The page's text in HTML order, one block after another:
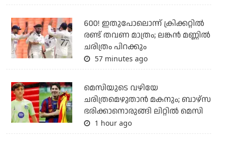
600! ഇതുപോലൊന്ന് ക്രിക്കറ്റില്‍
രണ്ട് തവണ മാത്രം; ലങ്കന്‍ മണ്ണില്‍
ചരിത്രം പിറക്കും
57 minutes ago
മെസിയുടെ വഴിയേ
ചരിത്രമെഴുതാന്‍ മകനും; ബാഴ്‌സ
ഭരിക്കാനൊരുങ്ങി ലിറ്റില്‍ മെസി
1 hour ago